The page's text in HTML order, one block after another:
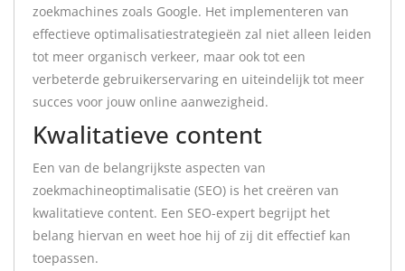
zoekmachines zoals Google. Het implementeren van
effectieve optimalisatiestrategieën zal niet alleen leiden
tot meer organisch verkeer, maar ook tot een
verbeterde gebruikerservaring en uiteindelijk tot meer
succes voor jouw online aanwezigheid.
Kwalitatieve content
Een van de belangrijkste aspecten van
zoekmachineoptimalisatie (SEO) is het creëren van
kwalitatieve content. Een SEO-expert begrijpt het
belang hiervan en weet hoe hij of zij dit effectief kan
toepassen.